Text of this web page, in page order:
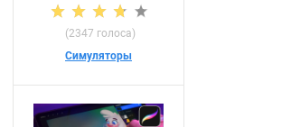
(2347 голоса)
Симуляторы